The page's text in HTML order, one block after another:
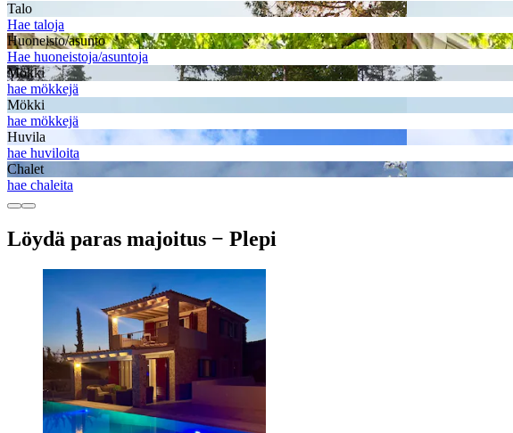
Talo
Hae taloja
Huoneisto/asunto
Hae huoneistoja/asuntoja
Mökki
hae mökkejä
Mökki
hae mökkejä
Huvila
hae huviloita
Chalet
hae chaleita
Löydä paras majoitus − Plepi